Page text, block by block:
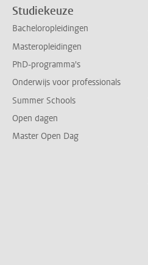
Studiekeuze
Bacheloropleidingen
Masteropleidingen
PhD-programma's
Onderwijs voor professionals
Summer Schools
Open dagen
Master Open Dag